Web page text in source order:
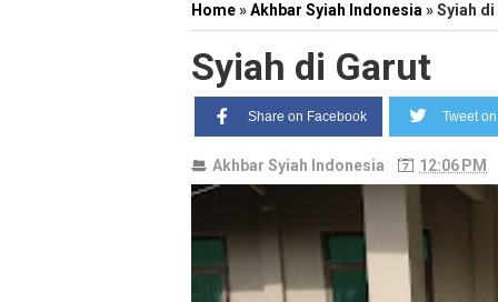
Home»Akhbar Syiah Indonesia »Syiah di
Syiah di Garut
Share on Facebook Tweet
Akhbar Syiah Indonesia 12:06 PM